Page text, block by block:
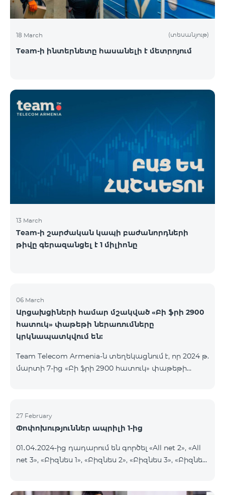
18 March (տեսանյութ)
Team-ի ինտերնետը հասանելի է մետրոյում
13 March
Team-ի շարժական կապի բաժանորդների
թիվը գերազանցել է 1 միլիոնը
06 March
Արցախցիների համար մշակված «Բի ֆրի 2900
հատուկ» փաթեթի ներառումները
կրկնապատկվում են:
Team Telecom Armenia-ն տեղեկացնում է, որ 2024 թ.
մարտի 7-ից «Բի ֆրի 2900 հատուկ» փաթեթի
900 րոպե և 600 SMS, նախկին՝ 10 ԳԲ ինտերնետի,
450 րոպեի և 300 SMS-ի փոխարեն:
ժամկետը չի փոխվում։ «Բի ֆրի 2900 հատուկ»
սակագնային փաթեթը ներառում է նաև WhatsApp,
ամենապահանջված հավելվածներից անսա
27 February
Փոփոխություններ ապրիլի 1-ից
01․04․2024-ից դադարում են գործել «All net 2», «All
net 3», «Բիզնես 1», «Բիզնես 2», «Բիզնես 3», «Բիզնես